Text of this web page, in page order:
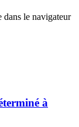
dans le navigateur
à